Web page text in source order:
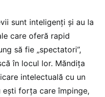
sunt inteligenți și au la
care oferă rapid
să fie „spectatori”,
în locul lor. Măndița
intelectuală cu un
ești forța care împinge,